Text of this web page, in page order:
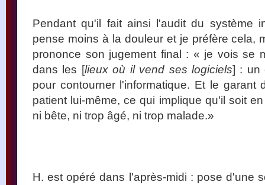
Pendant qu'il fait ainsi l'audit du système
pense moins à la douleur et je préfère cela,
prononce son jugement final : « je vois se
dans les [lieux où il vend ses logiciels] : un
pour contourner l'informatique. Et le garant
patient lui-même, ce qui implique qu'il soit
ni bête, ni trop âgé, ni trop malade.»
H. est opéré dans l'après-midi : pose d'une